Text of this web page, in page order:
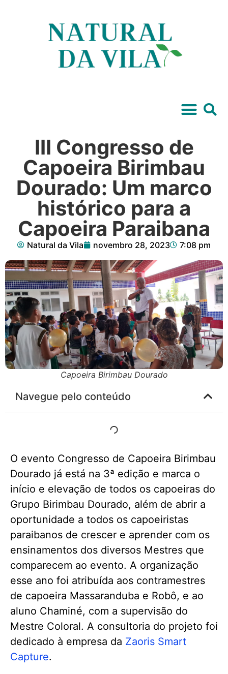
III Congresso de
Capoeira Birimbau
Dourado: Um marco
histórico para a
Capoeira Paraibana
Natural da Vila novembro 28, 2023 7:08 pm
Capoeira Birimbau Dourado
Navegue pelo conteúdo
O evento Congresso de Capoeira Birimbau
Dourado já está na 3ª edição e marca o
início e elevação de todos os capoeiras do
Grupo Birimbau Dourado, além de abrir a
oportunidade a todos os capoeiristas
paraibanos de crescer e aprender com os
ensinamentos dos diversos Mestres que
comparecem ao evento. A organização
esse ano foi atribuída aos contramestres
de capoeira Massaranduba e Robô, e ao
aluno Chaminé, com a supervisão do
Mestre Coloral. A consultoria do projeto foi
dedicado à empresa da Zaoris Smart
Capture.